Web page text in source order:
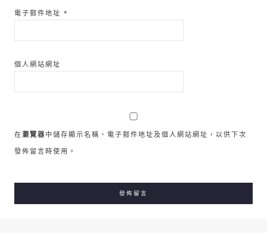
電子郵件地址 *
個人網站網址
在瀏覽器 中儲存顯示名稱、電子郵件地址及個人網站網址，以供下次
發佈留言時使用。